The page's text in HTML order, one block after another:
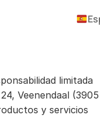
limitada
Veenendaal (3905
y servicios